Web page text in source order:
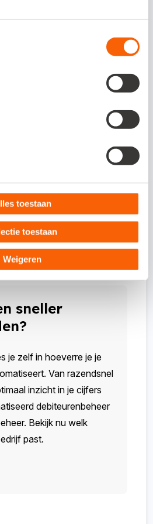
toestaan
toestaan
Weigeren
van uren achter
overtypen,
en een foutje is zo
je gemakkelijk aan
automatisch
boekhouding.
sneller
je zelf in hoeverre je je
Van razendsnel
inzicht in je cijfers
debiteurenbeheer
Bekijk nu welk
past.